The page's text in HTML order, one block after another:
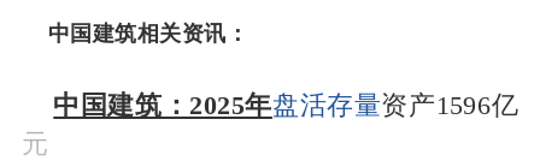
中国建筑相关资讯：
中国建筑：2025年盘活存量资产1596亿
元